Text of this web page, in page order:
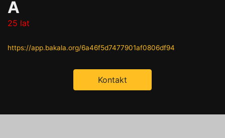
A
25 lat
https://app.bakala.org/6a46f5d7477901af0806df94
Kontakt